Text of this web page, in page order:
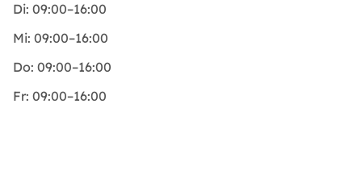
Di: 09:00–16:00
Mi: 09:00–16:00
Do: 09:00–16:00
Fr: 09:00–16:00